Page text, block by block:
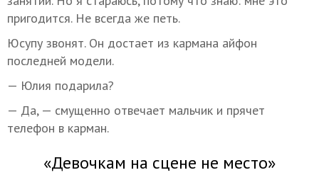
пригодится. Не всегда же петь.
Юсупу звонят. Он достает из кармана айфон
последней модели.
— Юлия подарила?
— Да, — смущенно отвечает мальчик и прячет
телефон в карман.
«Девочкам на сцене не место»